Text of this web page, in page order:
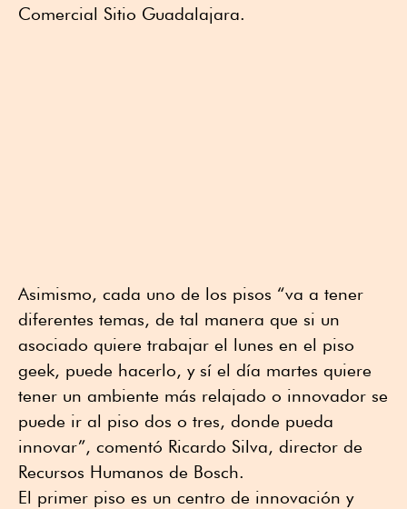
Comercial Sitio Guadalajara.
Asimismo, cada uno de los pisos “va a tener
diferentes temas, de tal manera que si un
asociado quiere trabajar el lunes en el piso
geek, puede hacerlo, y sí el día martes quiere
tener un ambiente más relajado o innovador se
puede ir al piso dos o tres, donde pueda
innovar”, comentó Ricardo Silva, director de
Recursos Humanos de Bosch.
El primer piso es un centro de innovación y